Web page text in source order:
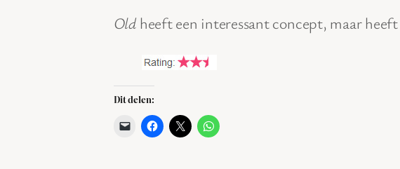
Oldheeft een interessant concept, maar
Dit delen: